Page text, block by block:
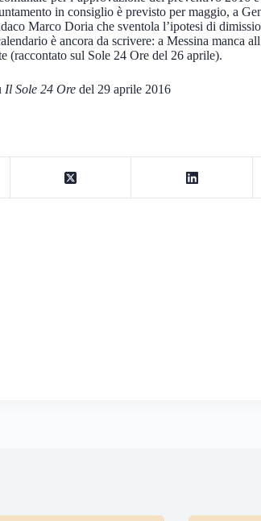
in consiglio è previsto per maggio, a
Marco Doria che sventola l’ipotesi di
è ancora da scrivere: a Messina manca
(raccontato sul Sole 24 Ore del 26 aprile).
Il Sole 24 Ore del 29 aprile 2016